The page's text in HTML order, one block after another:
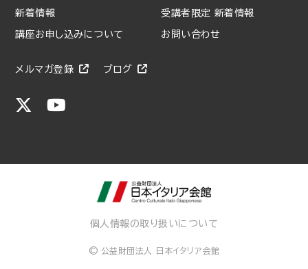
新着情報 受講者限定 新着情報
講座お申し込みについて お問い合わせ
メルマガ登録 ブログ
個人情報の取り扱いについて
© 公益財団法人 日本イタリア会館